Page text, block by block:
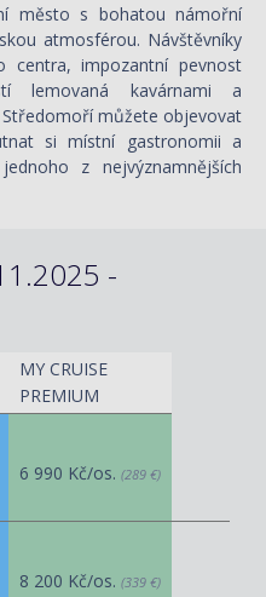
město s bohatou námořní
atmosférou. Návštěvníky
centra, impozantní pevnost
lemovaná kavárnami a
můžete objevovat
si místní gastronomii a
z nejvýznamnějších
-
MY CRUISE
PREMIUM
6 990 Kč/os. (289 €)
8 200 Kč/os. (339 €)